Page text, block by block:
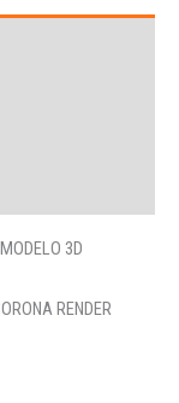
3D
RENDER